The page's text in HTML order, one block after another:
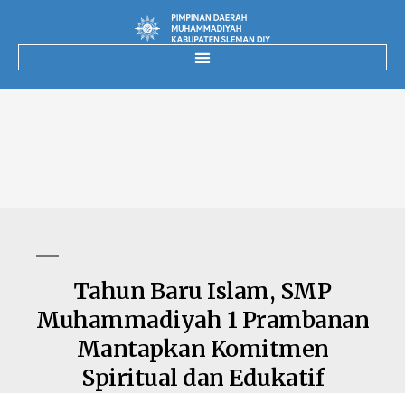
Tahun Baru Islam, SMP
Muhammadiyah 1 Prambanan
Mantapkan Komitmen
Spiritual dan Edukatif